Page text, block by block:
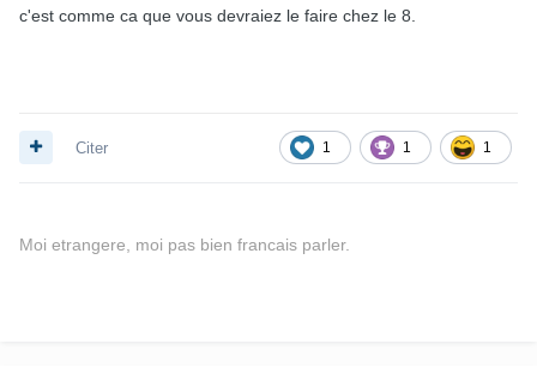
c'est comme ca que vous devraiez le faire chez le 8.
1 1 1
Citer
Moi etrangere, moi pas bien francais parler.